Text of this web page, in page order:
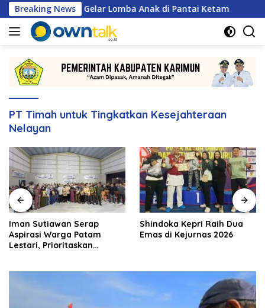
Langsung
ke
konten
Breaking News
Karimun Gelar Lomba Anak di Pantai Ketam Iman
PT Timah untuk Tingkatkan Kesejahteraan
Nelayan
Iman Sutiawan Serap
Aspirasi Warga Patam
Lestari, Prioritaskan
Shindoka Kepri Raih Dua
Emas di Kejurnas 2026